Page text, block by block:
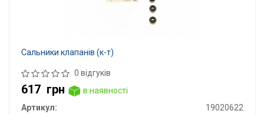
Сальники клапанів (к-т)
0 відгуків
617 грн
в наявності
Артикул:
19020622